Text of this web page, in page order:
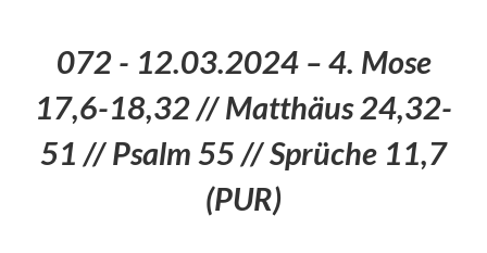
072 - 12.03.2024 – 4. Mose
17,6-18,32 // Matthäus 24,32-
51 // Psalm 55 // Sprüche 11,7
(PUR)